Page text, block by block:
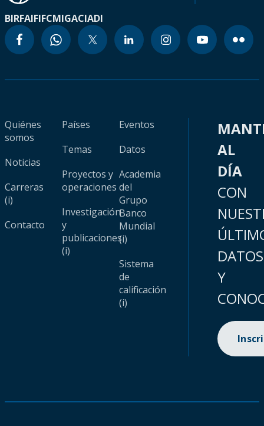
BIRFAIFIFCMIGACIADI
Quiénes
somos
Noticias
Carreras
(i)
Contacto
Países
Temas
Proyectos y
operaciones
Investigación
y
publicaciones
(i)
Eventos
Datos
Academia
del
Grupo
Banco
Mundial
(i)
Sistema
de
calificación
(i)
AL
DÍA
CON
DATOS
Y